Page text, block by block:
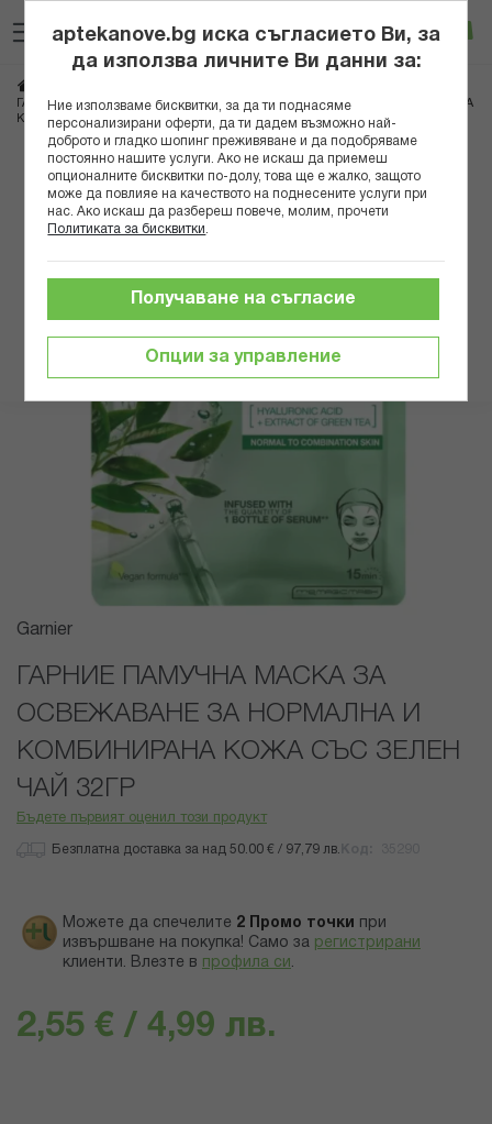
към
съдържанието
Вход
ГАРНИЕ ПАМУЧНА МАСКА ЗА ОСВЕЖАВАНЕ ЗА НОРМАЛНА И КОМБИНИРАНА
КОЖА СЪС ЗЕЛЕН ЧАЙ 32ГР
Преминете
края
галерията
изображенията
Преминете
началото
галерия
със
снимки
Garnier
ГАРНИЕ ПАМУЧНА МАСКА ЗА
ОСВЕЖАВАНЕ ЗА НОРМАЛНА И
КОМБИНИРАНА КОЖА СЪС ЗЕЛЕН
ЧАЙ 32ГР
Бъдете първият оценил този продукт
Безплатна доставка за над 50.00 € / 97,79 лв.
Можете да спечелите 2 Промо точки
при
извършване на покупка! Само за регистрирани
клиенти. Влезте в профила си .
2,55 € / 4,99 лв.
aptekanove.bg иска съгласието Ви, за
да използва личните Ви данни за:
Ние използваме бисквитки, за да ти поднасяме
персонализирани оферти, да ти дадем възможно най-
доброто и гладко шопинг преживяване и да подобряваме
постоянно нашите услуги. Ако не искаш да приемеш
опционалните бисквитки по-долу, това ще е жалко, защото
може да повлияе на качеството на поднесените услуги при
нас. Ако искаш да разбереш повече, молим, прочети
Политиката за бисквитки
Опции за управление
Получаване на съгласие